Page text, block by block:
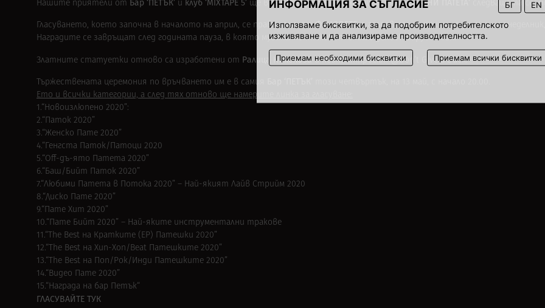
ИНФОРМАЦИЯ ЗА СЪГЛАСИЕ БГ EN
Използваме бисквитки, за да подобрим потребителското
изживяване и да анализираме производителността.
Приемам необходими бисквитки Приемам всички бисквитки
Нашите приятели от Бар ‘ПЕТЪК’ и клуб ‘MIXTAPE 5’ ще връчат своите музикални награди‘ЗЛАТНИ ПАТЕТА’ следващата
Гласуването, което започна в началото на април, се прави само отФЕНОВЕТЕ, а гласовете се приемат до този
Наградите се завръщат след годината пауза, в която музикалният живот спеше дълбок вирусен сън.
Златните статуетки отново са изработени от Ралица Николова и нейниятпроект @Don’t Give a Duck.
Тържествената церемония по връчването им е в самия
Ето и всички категории, а след тях отново ще намерите линка за гласуване:
1.“Новоизлюпено 2020”:
2.“Паток 2020”
3.“Женско Пате 2020”
4.“Генгста Паток/Патоци 2020
5.“Off-дъ-ято Патета 2020”
6.“Баш/Бийт Паток 2020”
7.“Любими Патета в Потока 2020” – Най-якият Лайв Стрийм 2020
8.“Диско Пате 2020”
9.“Пате Хит 2020”
10.“Пате Бийт 2020” – Най-яките инструментални тракове
11.“The Best на Кратките (EP) Патешки 2020”
12.“The Best на Хип-Хоп/Beat Патешките 2020”
13.“The Best на Поп/Рок/Инди Патешките 2020”
14.“Видео Пате 2020”
15.“Награда на бар Петък“
ГЛАСУВАЙТЕ ТУК